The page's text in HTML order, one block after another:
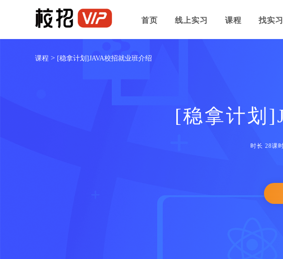
首页 线上实习 课程 找实习
课程 > [稳拿计划]JAVA校招就业班介绍
[稳拿计划
时长 28课